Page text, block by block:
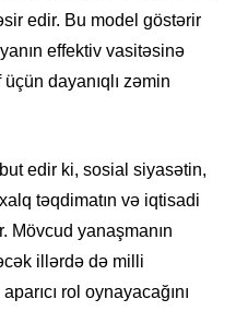
edir. Bu model göstərir
effektiv vasitəsinə
dayanıqlı zəmin
edir ki, sosial siyasətin,
təqdimatın və iqtisadi
Mövcud yanaşmanın
illərdə də milli
rol oynayacağını